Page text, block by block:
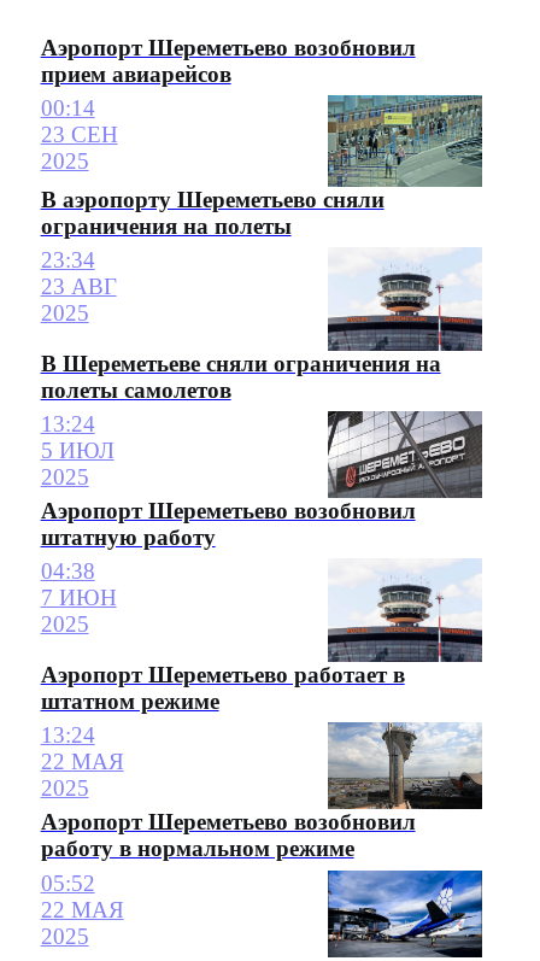
Аэропорт Шереметьево возобновил
прием авиарейсов
00:14
23 СЕН
2025
В аэропорту Шереметьево сняли
ограничения на полеты
23:34
23 АВГ
2025
В Шереметьеве сняли ограничения на
полеты самолетов
13:24
5 ИЮЛ
2025
Аэропорт Шереметьево возобновил
штатную работу
04:38
7 ИЮН
2025
Аэропорт Шереметьево работает в
штатном режиме
13:24
22 МАЯ
2025
Аэропорт Шереметьево возобновил
работу в нормальном режиме
05:52
22 МАЯ
2025